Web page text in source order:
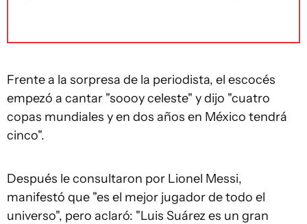
Frente a la sorpresa de la periodista, el escocés
empezó a cantar "soooy celeste" y dijo "cuatro
copas mundiales y en dos años en México tendrá
cinco".
Después le consultaron por Lionel Messi,
manifestó que "es el mejor jugador de todo el
universo", pero aclaró: "Luis Suárez es un gran